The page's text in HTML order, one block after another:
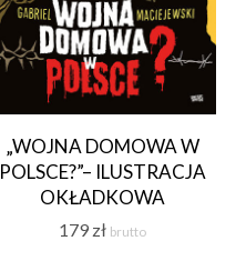
„WOJNA DOMOWA W
POLSCE?”– ILUSTRACJA
OKŁADKOWA
179 zł brutto